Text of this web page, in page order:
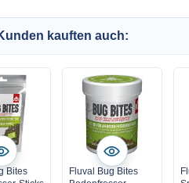
kauften auch:
Bites
Fluval Bug Bites